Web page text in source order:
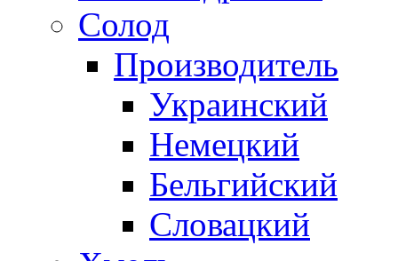
Солод
Производитель
Украинский
Немецкий
Бельгийский
Словацкий